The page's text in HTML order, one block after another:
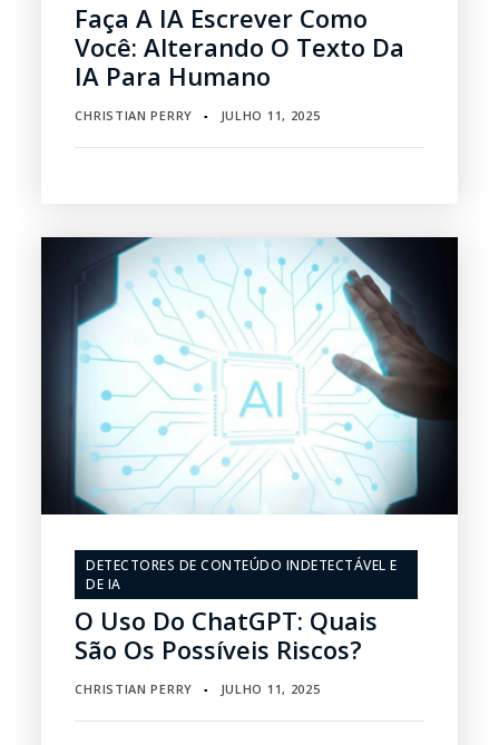
Faça A IA Escrever Como
Você: Alterando O Texto Da
IA Para Humano
CHRISTIAN PERRY ▪ JULHO 11, 2025
DETECTORES DE CONTEÚDO INDETECTÁVEL E
DE IA
O Uso Do ChatGPT: Quais
São Os Possíveis Riscos?
CHRISTIAN PERRY ▪ JULHO 11, 2025